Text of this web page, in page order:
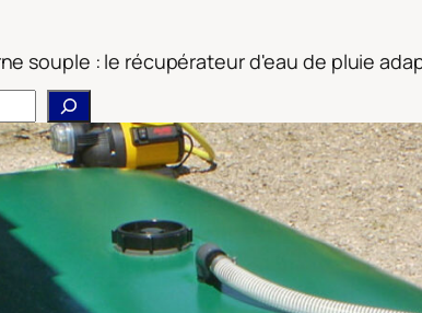
souple : le récupérateur d'eau de pluie